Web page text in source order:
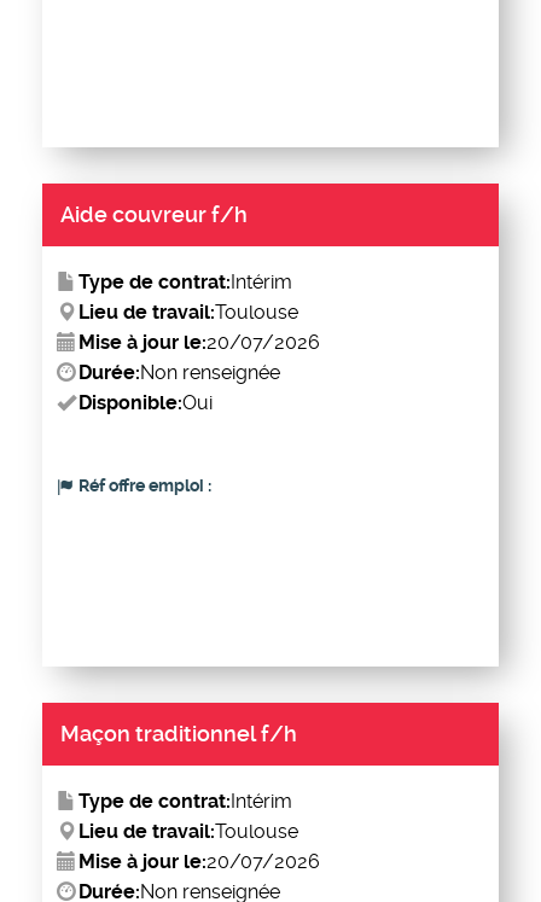
Aide couvreur f/h
Type de contrat:Intérim
Lieu de travail:Toulouse
Mise à jour le:20/07/2026
Durée:Non renseignée
Disponible:Oui
Réf offre emploi :
Maçon traditionnel f/h
Type de contrat:Intérim
Lieu de travail:Toulouse
Mise à jour le:20/07/2026
Durée:Non renseignée